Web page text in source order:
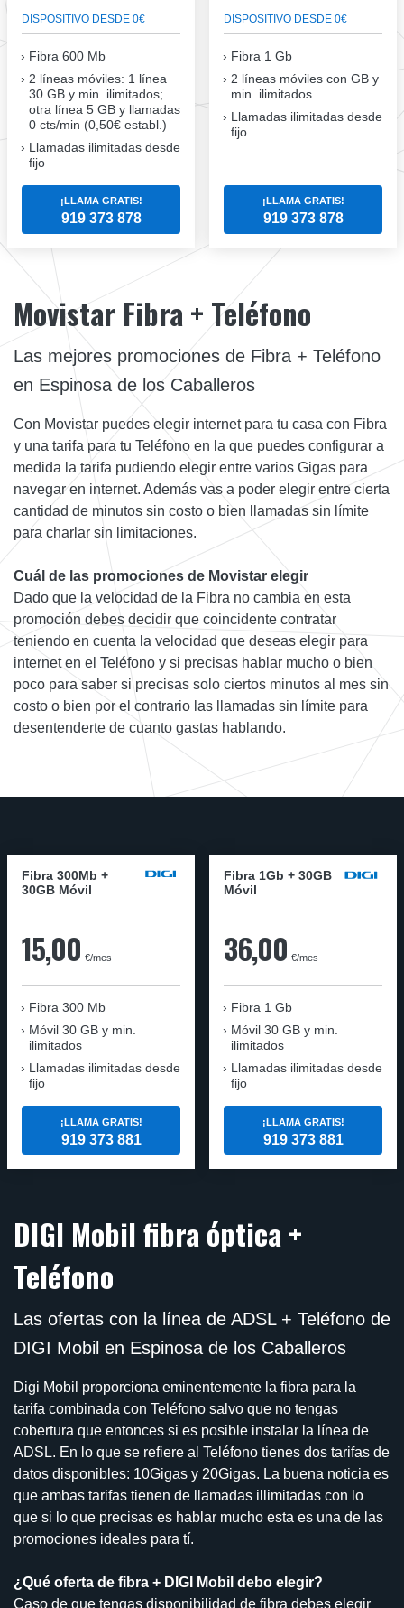
DISPOSITIVO DESDE 0€
Fibra 600 Mb
2 líneas móviles: 1 línea
30 GB y min. ilimitados;
otra línea 5 GB y llamadas
0 cts/min (0,50€ establ.)
Llamadas ilimitadas desde
fijo
¡LLAMA GRATIS!
919 373 878
DISPOSITIVO DESDE 0€
Fibra 1 Gb
2 líneas móviles con GB y
min. ilimitados
Llamadas ilimitadas desde
fijo
¡LLAMA GRATIS!
919 373 878
Movistar Fibra + Teléfono
Las mejores promociones de Fibra + Teléfono
en Espinosa de los Caballeros
Con Movistar puedes elegir internet para tu casa con Fibra
y una tarifa para tu Teléfono en la que puedes configurar a
medida la tarifa pudiendo elegir entre varios Gigas para
navegar en internet. Además vas a poder elegir entre cierta
cantidad de minutos sin costo o bien llamadas sin límite
para charlar sin limitaciones.
Cuál de las promociones de Movistar elegir
Dado que la velocidad de la Fibra no cambia en esta
promoción debes decidir que coincidente contratar
teniendo en cuenta la velocidad que deseas elegir para
internet en el Teléfono y si precisas hablar mucho o bien
poco para saber si precisas solo ciertos minutos al mes sin
costo o bien por el contrario las llamadas sin límite para
desentenderte de cuanto gastas hablando.
Fibra 300Mb +
30GB Móvil
15,00 €/mes
Fibra 300 Mb
Móvil 30 GB y min.
ilimitados
Llamadas ilimitadas desde
fijo
¡LLAMA GRATIS!
919 373 881
Fibra 1Gb + 30GB
Móvil
36,00 €/mes
Fibra 1 Gb
Móvil 30 GB y min.
ilimitados
Llamadas ilimitadas desde
fijo
¡LLAMA GRATIS!
919 373 881
DIGI Mobil fibra óptica +
Teléfono
Las ofertas con la línea de ADSL + Teléfono de
DIGI Mobil en Espinosa de los Caballeros
Digi Mobil proporciona eminentemente la fibra para la
tarifa combinada con Teléfono salvo que no tengas
cobertura que entonces si es posible instalar la línea de
ADSL. En lo que se refiere al Teléfono tienes dos tarifas de
datos disponibles: 10Gigas y 20Gigas. La buena noticia es
que ambas tarifas tienen de llamadas illimitadas con lo
que si lo que precisas es hablar mucho esta es una de las
promociones ideales para tí.
¿Qué oferta de fibra + DIGI Mobil debo elegir?
Caso de que tengas disponibilidad de fibra debes elegir